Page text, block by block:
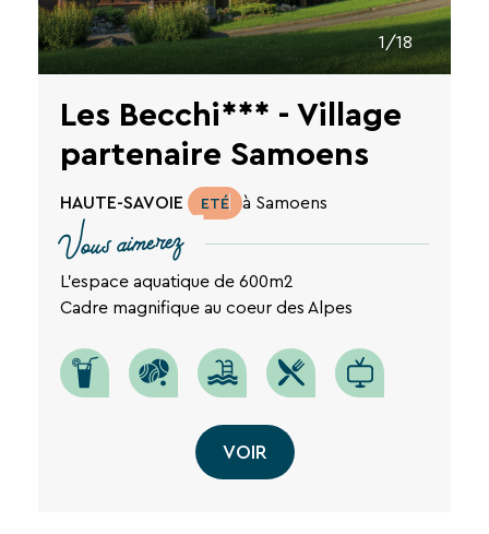
1/18
Les Becchi*** - Village
partenaire Samoens
HAUTE-SAVOIE ETÉ à Samoens
Vous aimerez
L'espace aquatique de 600m2
Cadre magnifique au coeur des Alpes
VOIR